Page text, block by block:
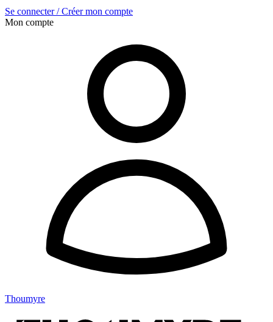
Se connecter / Créer mon compte
Mon compte
Thoumyre